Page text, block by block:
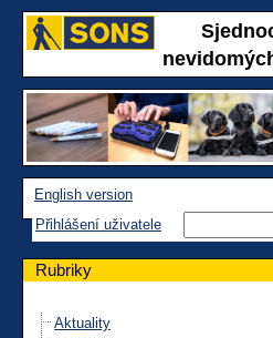
English version
Přihlášení uživatele
Rubriky
Aktuality